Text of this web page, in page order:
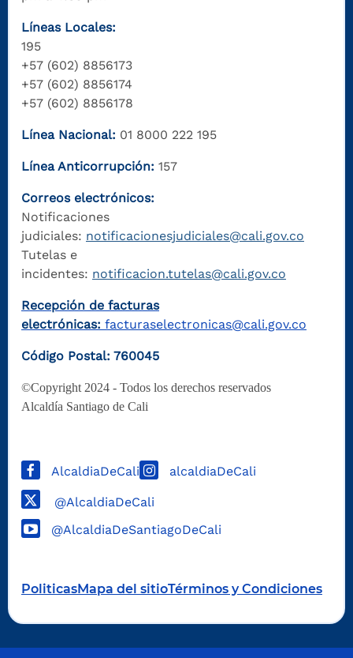
Líneas Locales:
195
+57 (602) 8856173
+57 (602) 8856174
+57 (602) 8856178
Línea Nacional: 01 8000 222 195
Línea Anticorrupción: 157
Correos electrónicos:
Notificaciones
judiciales: notificacionesjudiciales@cali.gov.co
Tutelas e
incidentes: notificacion.tutelas@cali.gov.co
Recepción de facturas
electrónicas: facturaselectronicas@cali.gov.co
Código Postal: 760045
©Copyright 2024 - Todos los derechos reservados
Alcaldía Santiago de Cali
AlcaldiaDeCali alcaldiaDeCali
@AlcaldiaDeCali
@AlcaldiaDeSantiagoDeCali
PoliticasMapa del sitioTérminos y Condiciones